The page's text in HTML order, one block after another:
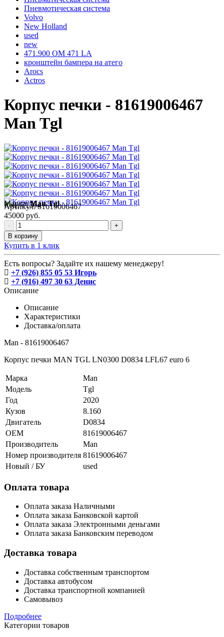
Пневмотическая система
Volvo
New Holland
used
new
471.900 OM 471 LA
кронштейн бампера на атего
Arocs
Actros
Корпус печки - 81619006467
Man Tgl
Марка:Man Tgl
Код:71504
Артикул:81619006467
45000 руб.
-
+
В корзину
Купить в 1 клик
Есть вопросы? Задайте их нашему менеджеру!
+7 (926) 855 05 53 Игорь
+7 (916) 497 30 63 Денис
Описание
Описание
Характеристики
Доставка/оплата
Man - 81619006467
Корпус печки MAN TGL LN0300 D0834 LFL67 euro 6
Марка
Man
Модель
Tgl
Год
2020
Кузов
8.160
Двигатель
D0834
OEM
81619006467
Производитель
Man
Номер производителя 81619006467
Новый / БУ
used
Оплата товара
Оплата заказа Наличными
Оплата заказа Банковской картой
Оплата заказа Электронными деньгами
Оплата заказа Банковским переводом
Доставка товара
Доставка собственным транспортом
Доставка автобусом
Доставка транспортной компанией
Самовывоз
Подробнее
Категории товаров